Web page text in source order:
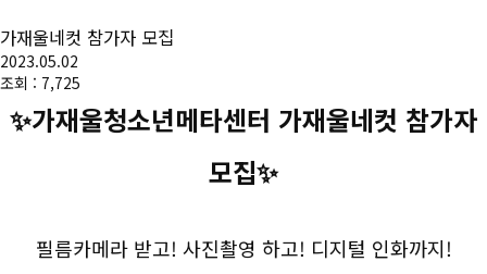
가재울네컷 참가자 모집
2023.05.02
조회 : 7,725
✨가재울청소년메타센터 가재울네컷 참가자
모집✨
필름카메라 받고! 사진촬영 하고! 디지털 인화까지!